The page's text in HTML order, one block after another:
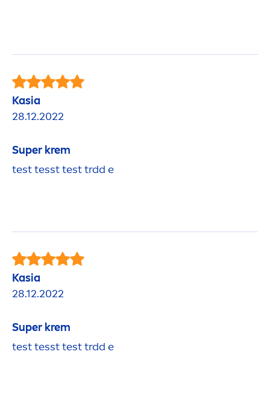
Kasia
28.12.2022
Super krem
test tesst test trdd e
Kasia
28.12.2022
Super krem
test tesst test trdd e